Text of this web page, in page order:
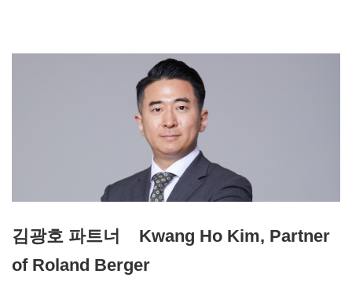
김광호 파트너 Kwang Ho Kim, Partner
of Roland Berger